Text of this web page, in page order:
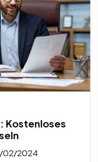
Kostenloses
02/2024